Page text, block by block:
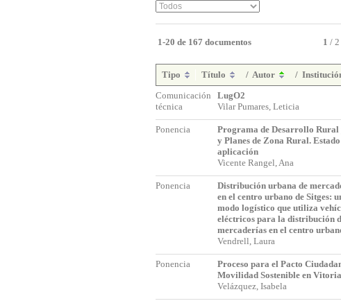
1-20 de 167 documentos 1 / 2
Tipo Título / Autor /
Comunicación
técnica
LugO2
Vilar Pumares, Leticia
Ponencia
Programa de Desarrollo Rural
y Planes de Zona Rural.
aplicación
Vicente Rangel, Ana
Ponencia
Distribución urbana de
en el centro urbano de Sitges:
modo logístico que utiliza
eléctricos para la distribución
mercaderías en el centro
Vendrell, Laura
Ponencia
Proceso para el Pacto
Movilidad Sostenible en
Velázquez, Isabela